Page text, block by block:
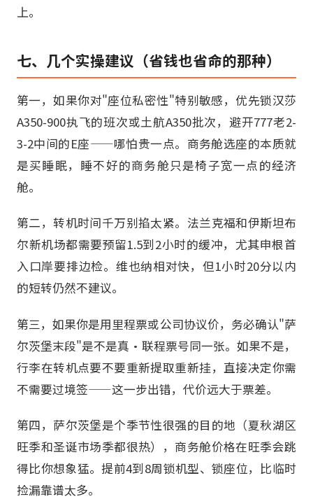
上。
七、几个实操建议（省钱也省命的那种）
第一，如果你对"座位私密性"特别敏感，优先锁汉莎
A350-900执飞的班次或土航A350批次，避开777老2-
3-2中间的E座——哪怕贵一点。商务舱选座的本质就
是买睡眠，睡不好的商务舱只是椅子宽一点的经济
舱。
第二，转机时间千万别掐太紧。法兰克福和伊斯坦布
尔新机场都需要预留1.5到2小时的缓冲，尤其申根首
入口岸要排边检。维也纳相对快，但1小时20分以内
的短转仍然不建议。
第三，如果你是用里程票或公司协议价，务必确认"萨
尔茨堡末段"是不是真·联程票号同一张。如果不是，
行李在转机点要不要重新提取重新挂，直接决定你需
不需要过境签——这一步出错，代价远大于票差。
第四，萨尔茨堡是个季节性很强的目的地（夏秋湖区
旺季和圣诞市场季都很热），商务舱价格在旺季会跳
得比你想象猛。提前4到8周锁机型、锁座位，比临时
捡漏靠谱太多。